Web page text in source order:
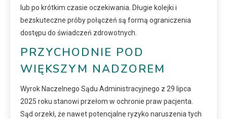
lub po krótkim czasie oczekiwania. Długie kolejki i
bezskuteczne próby połączeń są formą ograniczenia
dostępu do świadczeń zdrowotnych.
PRZYCHODNIE POD
WIĘKSZYM NADZOREM
Wyrok Naczelnego Sądu Administracyjnego z 29 lipca
2025 roku stanowi przełom w ochronie praw pacjenta.
Sąd orzekł, że nawet potencjalne ryzyko naruszenia tych